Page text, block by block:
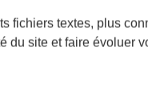
fichiers textes, plus
du site et faire évoluer